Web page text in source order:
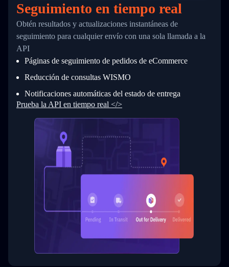
26
27
28
29
32
34
            "Date": "2017-03-06 15:28:00",
"StatusDescription": "Shipment
"Details": "BEIJING-
          }
        ]
    ]
}
Seguimiento en tiempo real
Obtén resultados y actualizaciones instantáneas de
seguimiento para cualquier envío con una sola llamada a la
API
Páginas de seguimiento de pedidos de eCommerce
Reducción de consultas WISMO
Notificaciones automáticas del estado de entrega
Prueba la API en tiempo real </>